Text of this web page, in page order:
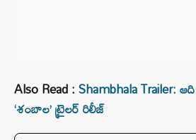
Also Read :Shambhala Trailer:
‘శంబాల’ ట్రైలర్‌ రిలీజ్